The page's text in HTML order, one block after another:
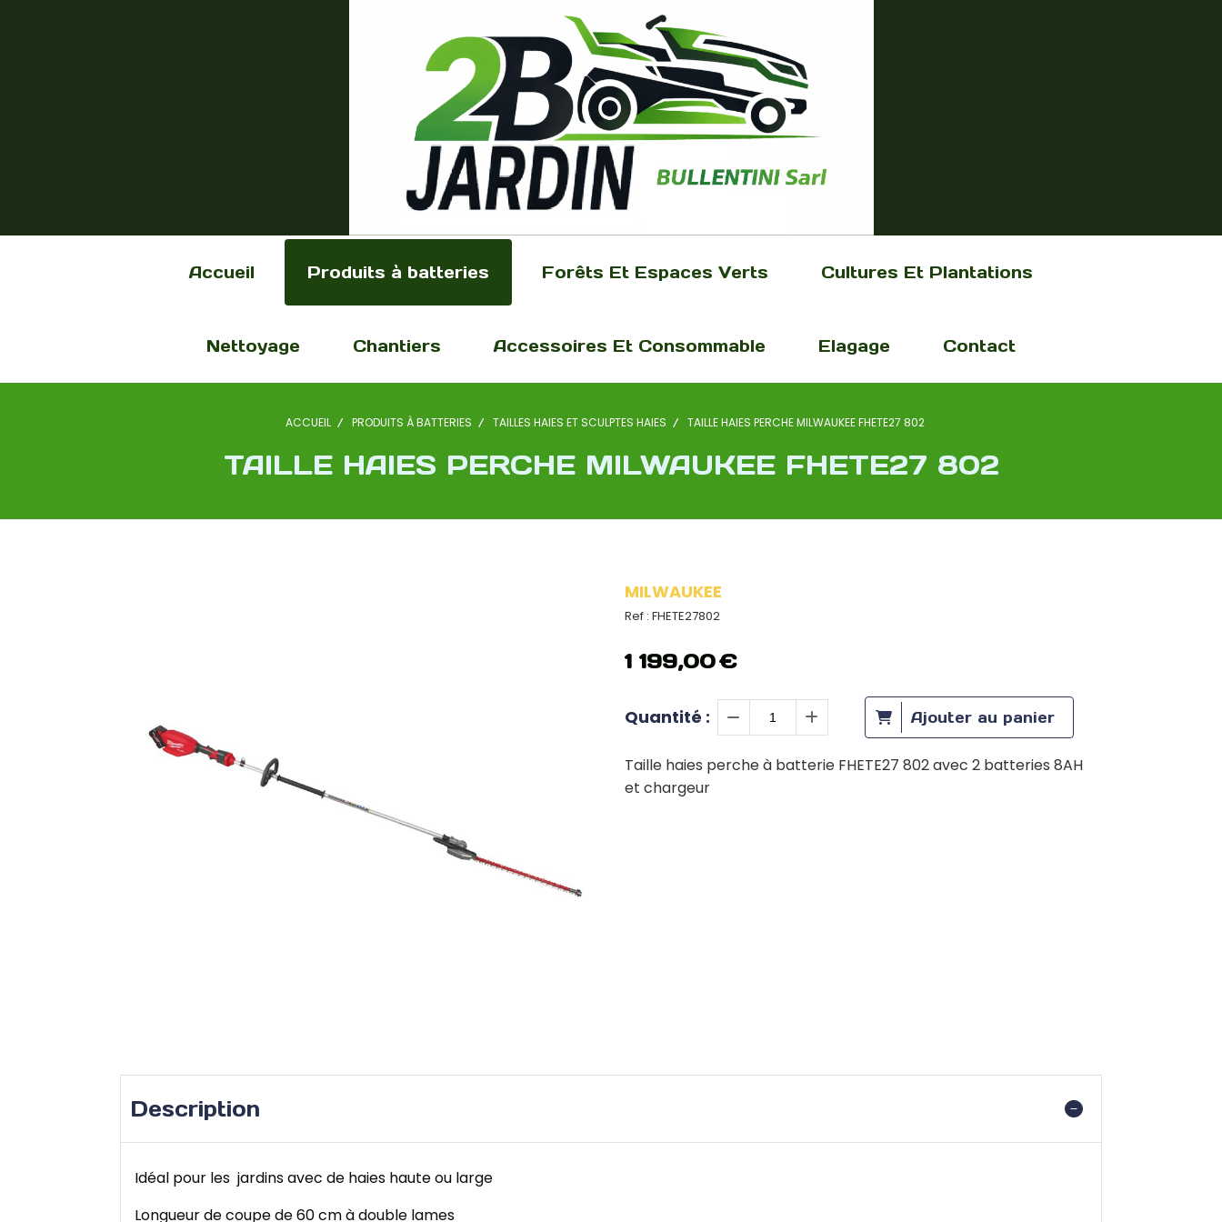
Accueil Produits à batteries Forêts Et Espaces Verts Cultures Et Plantations
Nettoyage Chantiers Accessoires Et Consommable Elagage Contact
ACCUEIL PRODUITS À BATTERIES TAILLES HAIES ET SCULPTES HAIES TAILLE HAIES PERCHE MILWAUKEE FHETE27 802
TAILLE HAIES PERCHE MILWAUKEE FHETE27 802
MILWAUKEE
Ref : FHETE27802
1 199,00€
Quantité : Ajouter au panier
Taille haies perche à batterie FHETE27 802 avec 2 batteries 8AH
et chargeur
Description
Idéal pour les jardins avec de haies haute ou large
Longueur de coupe de 60 cm à double lames